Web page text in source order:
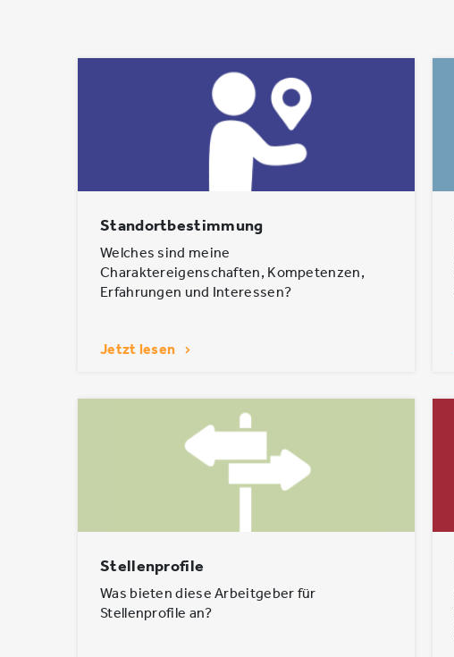
Standortbestimmung
Welches sind meine
Charaktereigenschaften, Kompetenzen,
Erfahrungen und Interessen?
Jetzt lesen
Stellenprofile
Was bieten diese Arbeitgeber für
Stellenprofile an?